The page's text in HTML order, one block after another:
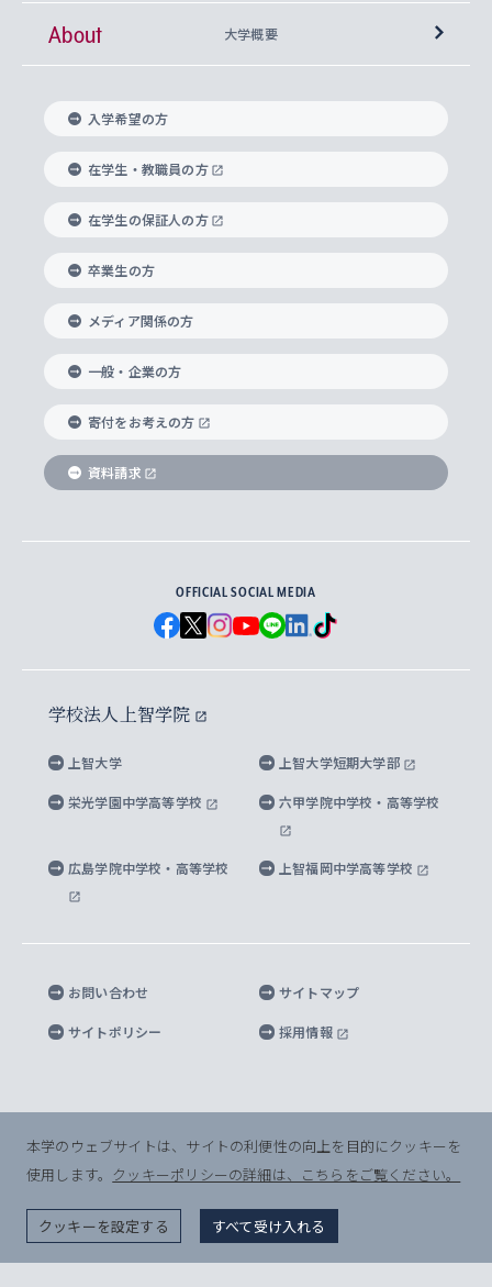
総合人間科学部
経済学部
外国語学部
総合グローバル学部
国際教養学部
理工学部
Futures） – 持続可能な未来を考える６学科連携
基盤教育センター
キリスト教人間学
身体知
思考と表現
データサイエンス
上智大学の語学教育
言語教育研究センター
上智大学のグローバル教育
グローバル教育センター
上智大学で学ぶ
海外で学ぶ
学びのサポート
大学院
神学研究科
実践宗教学研究科
総合人間科学研究科
経済学研究科
グローバル・スタディーズ研究科
助産学専攻科
生涯学習
中世思想研究所
国際言語情報研究所
グローバル・コンサーン研究所
比較文化研究所
ヨーロッパ研究所
アジア文化研究所
アメリカ・カナダ研究所
メディア・ジャーナリズム研究所
水稀少社会研究センター
先進機械・構造材料イノベーションセンター
マイクロ波サイエンス研究センター
半導体研究所
生命倫理研究所
産官学連携
知的財産
研究支援制度
重点領域研究・自由課題研究
研究活動に関する法令・研究費の使用について
課外活動
課外教育プログラム
ボランティア活動
グローバルな学びのコミュニティ
学生の相談窓口
心身の健康相談
ハラスメント防止の取り組み
障がいのある学生への支援
キャリア形成サポート
キャリア形成支援プログラム
就職（内定先）・進路統計
企業の採用ご担当者様へのご案内
住まいのサポート
上智大学で取得できる学位
入れの方針）
科目等履修生
研究生・外国人特別研究生・国費留学生
交換留学生(海外大学から上智大学で学ぶ)
ノンディグリー生
Sophia Short-term Program受講生
学費・奨学金
学部入学前に出願する奨学金
国による高等教育の修学支援新制度
大学院生対象の奨学金
海外留学する際の費用と奨学金
About 大学概要
理事長・学長メッセージ
学長・副学長紹介
上智大学の精神
上智大学の理念
上智大学の沿革
ソフィア・アーカイブズ
上智大学とカトリック
グローバルエンゲージメント
上智大学を訪れた世界の知性
国連Weeks・アフリカWeeks
ダイバーシティ＆サステナビリティへの取り組み
上智大学公式ソーシャルメディア
学校法人上智学院について
数字で見る上智大学
上智大学のネットワーク
卒業生とのネットワーク
父母・保証人とのネットワーク
学外とのネットワーク
上智大学の出版物
上智大学大学案内・大学院案内
英文広報誌 SOPHIA magazine
上智大学のビジュアル・アイデンティティ
上智大学ビジュアル・アイデンティティ
上智大学校歌 ・上智大学学生歌
上智大学への取材・キャンパスでの撮影について
上智大学の公開情報
上智大学の教育研究活動等の情報公表
内部質保証と自己点検・評価
キャンパス案内
四谷キャンパス 施設紹介
キャンパスへのアクセス
海外拠点
教職協働の取り組み
プライバシーポリシー
入学希望の方
在学生・教職員の方
在学生の保証人の方
卒業生の方
メディア関係の方
一般・企業の方
寄付をお考えの方
資料請求
OFFICIAL SOCIAL MEDIA
学校法人上智学院
上智大学 上智大学短期大学部
栄光学園中学高等学校 六甲学院中学校・高等学校
広島学院中学校・高等学校 上智福岡中学高等学校
お問い合わせ サイトマップ
サイトポリシー 採用情報
© Sophia University. All Rights Reserved.
本学のウェブサイトは、サイトの利便性の向上を目的にクッキーを
使用します。 クッキーポリシーの詳細は、こちらをご覧ください。
クッキーを設定する すべて受け入れる